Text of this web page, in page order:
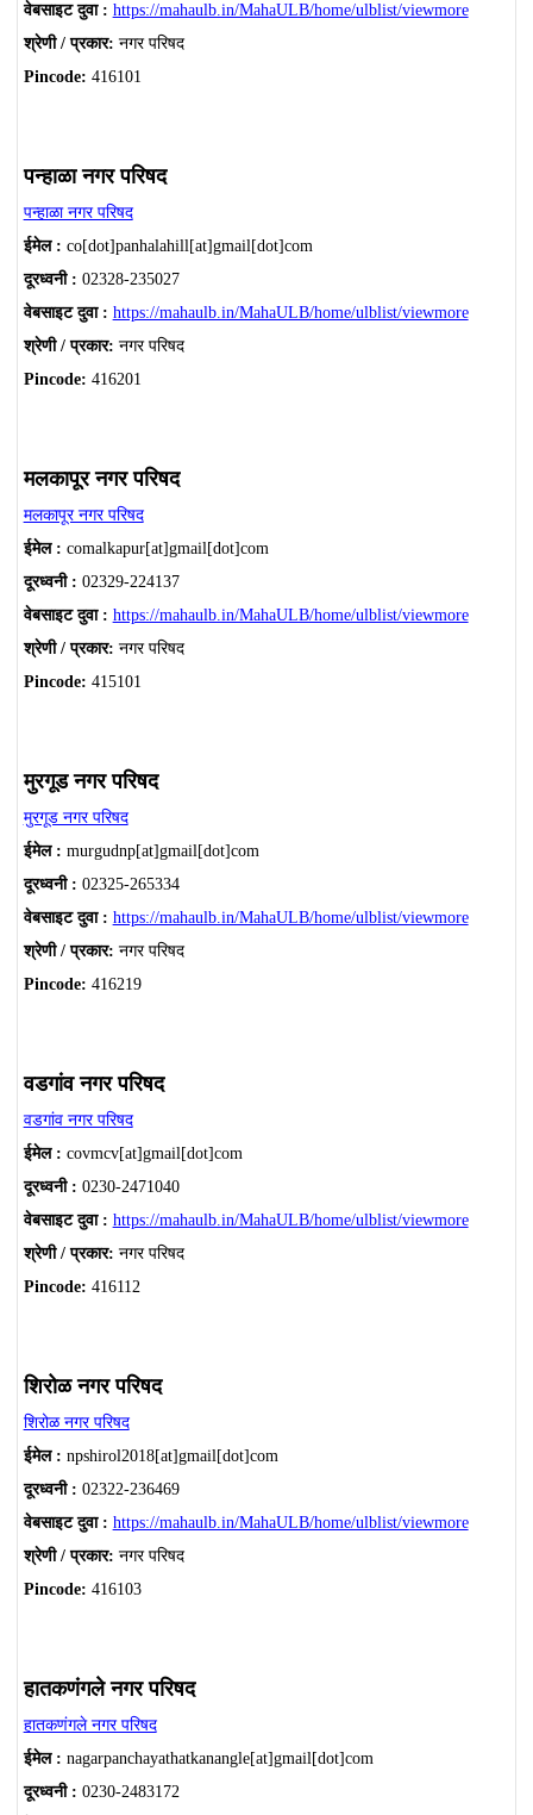
वेबसाइट दुवा : https://mahaulb.in/MahaULB/home/ulblist/viewmore
श्रेणी / प्रकार: नगर परिषद
Pincode: 416101
पन्हाळा नगर परिषद
पन्हाळा नगर परिषद
ईमेल : co[dot]panhalahill[at]gmail[dot]com
दूरध्वनी : 02328-235027
वेबसाइट दुवा : https://mahaulb.in/MahaULB/home/ulblist/viewmore
श्रेणी / प्रकार: नगर परिषद
Pincode: 416201
मलकापूर नगर परिषद
मलकापूर नगर परिषद
ईमेल : comalkapur[at]gmail[dot]com
दूरध्वनी : 02329-224137
वेबसाइट दुवा : https://mahaulb.in/MahaULB/home/ulblist/viewmore
श्रेणी / प्रकार: नगर परिषद
Pincode: 415101
मुरगूड नगर परिषद
मुरगूड नगर परिषद
ईमेल : murgudnp[at]gmail[dot]com
दूरध्वनी : 02325-265334
वेबसाइट दुवा : https://mahaulb.in/MahaULB/home/ulblist/viewmore
श्रेणी / प्रकार: नगर परिषद
Pincode: 416219
वडगांव नगर परिषद
वडगांव नगर परिषद
ईमेल : covmcv[at]gmail[dot]com
दूरध्वनी : 0230-2471040
वेबसाइट दुवा : https://mahaulb.in/MahaULB/home/ulblist/viewmore
श्रेणी / प्रकार: नगर परिषद
Pincode: 416112
शिरोळ नगर परिषद
शिरोळ नगर परिषद
ईमेल : npshirol2018[at]gmail[dot]com
दूरध्वनी : 02322-236469
वेबसाइट दुवा : https://mahaulb.in/MahaULB/home/ulblist/viewmore
श्रेणी / प्रकार: नगर परिषद
Pincode: 416103
हातकणंगले नगर परिषद
हातकणंगले नगर परिषद
ईमेल : nagarpanchayathatkanangle[at]gmail[dot]com
दूरध्वनी : 0230-2483172